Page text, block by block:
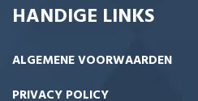
HANDIGE LINKS
ALGEMENE VOORWAARDEN
PRIVACY POLICY